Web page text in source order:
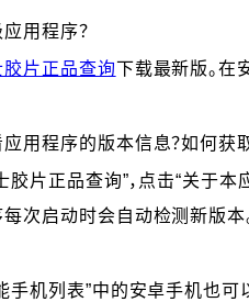
用程序？
胶片正品查询下载最新版。在
用程序的版本信息？如何获
胶片正品查询”，点击“关于本
次启动时会自动检测新版本
手机列表”中的安卓手机也可